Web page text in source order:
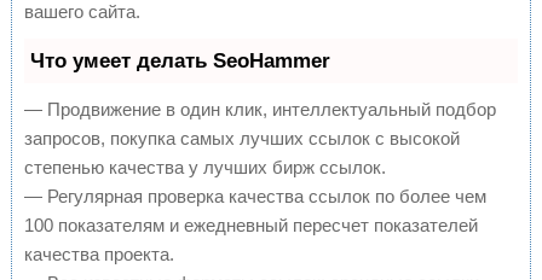
вашего сайта.
Что умеет делать SeoHammer
— Продвижение в один клик, интеллектуальный подбор
запросов, покупка самых лучших ссылок с высокой
степенью качества у лучших бирж ссылок.
— Регулярная проверка качества ссылок по более чем
100 показателям и ежедневный пересчет показателей
качества проекта.